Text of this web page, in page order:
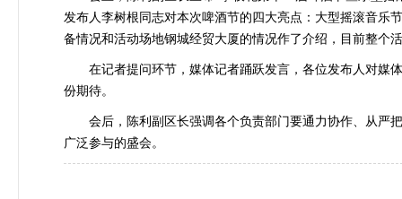
发布人李树根同志对本次啤酒节的四大亮点：大型摇滚音乐
备情况和活动场地钢城经贸大厦的情况作了介绍，目前整个
在记者提问环节，媒体记者踊跃发言，各位发布人对媒体
份期待。
会后，陈利副区长强调各个负责部门要通力协作、从严把
广泛参与的盛会。